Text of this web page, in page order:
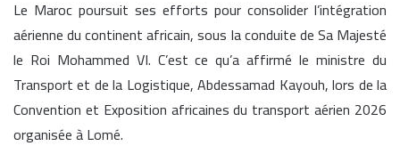
Le Maroc poursuit ses efforts pour consolider l’intégration
aérienne du continent africain, sous la conduite de Sa Majesté
le Roi Mohammed VI. C’est ce qu’a affirmé le ministre du
Transport et de la Logistique, Abdessamad Kayouh, lors de la
Convention et Exposition africaines du transport aérien 2026
organisée à Lomé.